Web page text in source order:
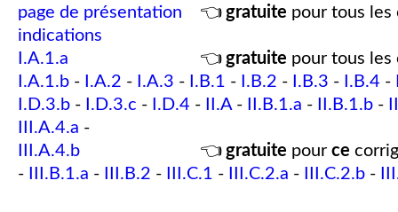
page de présentation
👈 gratuite pour tous les
indications
I.A.1.a
👈 gratuite pour tous les
I.A.1.b - I.A.2 - I.A.3 - I.B.1 - I.B.2 - I.B.3 - I.B.4 -
I.D.3.b - I.D.3.c - I.D.4 - II.A- II.B.1.a - II.B.1.b -
III.A.4.a -
III.A.4.b
👈 gratuite pour ce
-
III.B.1.a - III.B.2 - III.C.1 - III.C.2.a - III.C.2.b -